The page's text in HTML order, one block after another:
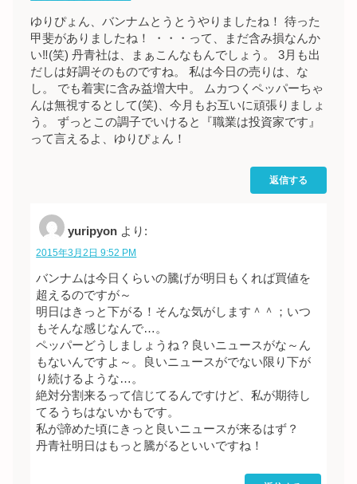
ゆりぴょん、バンナムとうとうやりましたね！ 待った
甲斐がありましたね！ ・・・って、まだ含み損なんか
い‼︎(笑) 丹青社は、まぁこんなもんでしょう。 3月も出
だしは好調そのものですね。 私は今日の売りは、な
し。 でも着実に含み益増大中。 ムカつくペッパーちゃ
んは無視するとして(笑)、今月もお互いに頑張りましょ
う。 ずっとこの調子でいけると『職業は投資家です』
って言えるよ、ゆりぴょん！
返信する
yuripyon より:
2015年3月2日 9:52 PM
バンナムは今日くらいの騰げが明日もくれば買値を
超えるのですが～
明日はきっと下がる！そんな気がします＾＾；いつ
もそんな感じなんで…。
ペッパーどうしましょうね？良いニュースがな～ん
もないんですよ～。良いニュースがでない限り下が
り続けるような…。
絶対分割来るって信じてるんですけど、私が期待し
てるうちはないかもです。
私が諦めた頃にきっと良いニュースが来るはず？
丹青社明日はもっと騰がるといいですね！